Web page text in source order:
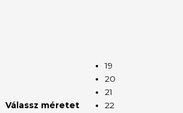
Válassz méretet
19
20
21
22